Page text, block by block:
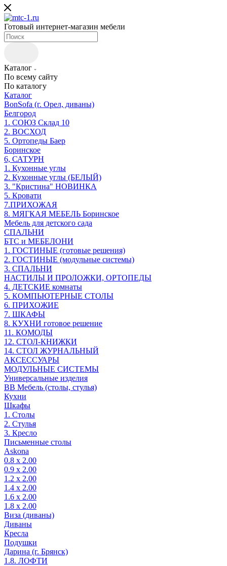
Готовый интернет-магазин мебели
Каталог
По всему сайту
По каталогу
Каталог
BonSofa (г. Орел, диваны)
Белгород
1. СОЮЗ Склад 10
2. ВОСХОД
5. Ортопеды Баер
Боринское
6, САТУРН
1. Кухонные углы
2. Кухонные углы (БЕЛЫЙ)
3. "Кристина" НОВИНКА
5. Кровати
7.ПРИХОЖАЯ
8. МЯГКАЯ МЕБЕЛЬ Боринское
Мебель для детского сада
СПАЛЬНИ
БТС и МЕБЕЛОНИ
1. ГОСТИНЫЕ (готовые решения)
2. ГОСТИНЫЕ (модульные системы)
3. СПАЛЬНИ
НАСТИЛЫ И ПРОЛОЖКИ, ОРТОПЕДЫ
4. ДЕТСКИЕ комнаты
5. КОМПЬЮТЕРНЫЕ СТОЛЫ
6. ПРИХОЖИЕ
7. ШКАФЫ
8. КУХНИ готовое решение
11. КОМОДЫ
12. СТОЛ-КНИЖКИ
14. СТОЛ ЖУРНАЛЬНЫЙ
АКСЕССУАРЫ
МОДУЛЬНЫЕ СИСТЕМЫ
Универсальные изделия
ВВ Мебель (столы, стулья)
Кухни
Шкафы
1. Столы
2. Стулья
3. Кресло
Письменные столы
Askona
0.8 х 2.00
0.9 х 2.00
1.2 х 2.00
1.4 х 2.00
1.6 х 2.00
1.8 х 2.00
Виза (диваны)
Диваны
Кресла
Подушки
Дарина (г. Брянск)
1.8. ЛОФТИ